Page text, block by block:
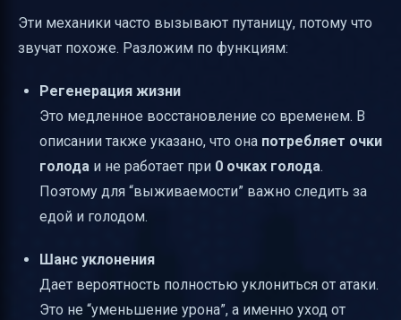
Эти механики часто вызывают путаницу, потому что
звучат похоже. Разложим по функциям:
Регенерация жизни
Это медленное восстановление со временем. В
описании также указано, что она потребляет очки
голода и не работает при 0 очках голода.
Поэтому для “выживаемости” важно следить за
едой и голодом.
Шанс уклонения
Дает вероятность полностью уклониться от атаки.
Это не “уменьшение урона”, а именно уход от